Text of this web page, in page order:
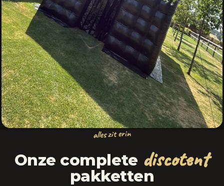
alles zit erin
Onze complete discotent
pakketten